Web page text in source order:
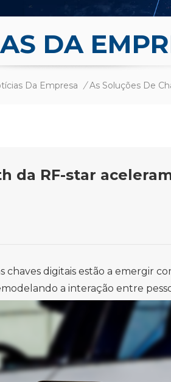
DA
Da Empresa /
da RF-star
digitais estão a emergir
a interação entre